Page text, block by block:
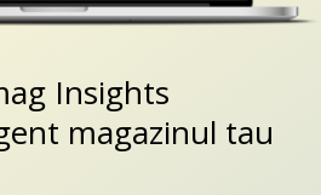
Insights
magazinul tau